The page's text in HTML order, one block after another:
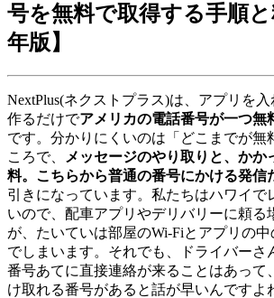
号を無料で取得する手順と
年版】
NextPlus(ネクストプラス)は、アプリを
作るだけでアメリカの電話番号が一つ無
です。分かりにくいのは「どこまでが無
ころで、
メッセージのやり取りと、かか
料。こちらから普通の番号にかける発信
引きになっています。私たちはハワイで
いので、配車アプリやデリバリーに頼る
が、たいていは部屋のWi-Fiとアプリの
でしまいます。それでも、ドライバーさ
番号あてに直接連絡が来ることはあって
け取れる番号があると話が早いんですよ